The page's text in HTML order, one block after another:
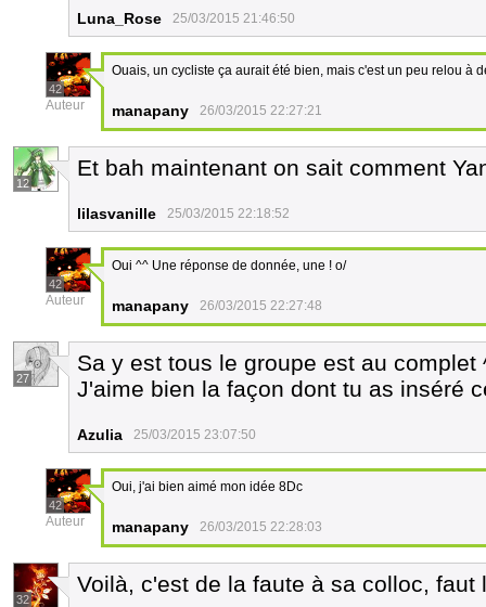
Luna_Rose 25/03/2015 21:46:50
42
Auteur
Ouais, un cycliste ça aurait été bien, mais c'est un peu relou à
manapany 26/03/2015 22:27:21
12
Et bah maintenant on sait comment
lilasvanille 25/03/2015 22:18:52
42
Auteur
Oui ^^ Une réponse de donnée, une ! o/
manapany 26/03/2015 22:27:48
27
Sa y est tous le groupe est au complet
J'aime bien la façon dont tu as inséré
Azulia 25/03/2015 23:07:50
42
Auteur
Oui, j'ai bien aimé mon idée 8Dc
manapany 26/03/2015 22:28:03
32
Voilà, c'est de la faute à sa colloc, faut